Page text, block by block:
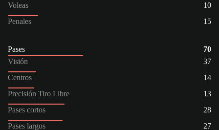
Voleas
10
Penales
15
Pases
70
Visión
37
Centros
14
Precisión Tiro Libre
13
Pases cortos
28
Pases largos
27